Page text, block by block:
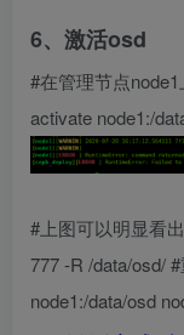
6、激活osd
#在管理节点
activate node1:/
#上图可以明显看
777 -R /data/osd/
node1:/data/osd